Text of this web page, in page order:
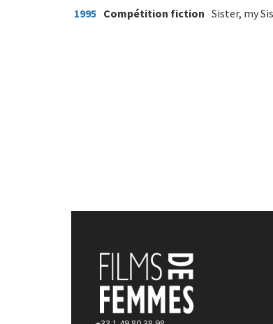
1995 Compétition fiction Sister, my